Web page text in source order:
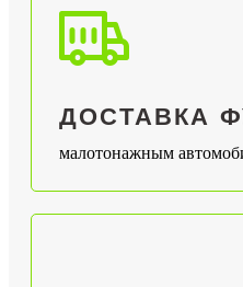
ДОСТАВКА
малотонажным